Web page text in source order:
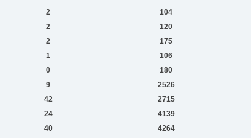
2 104
2 120
2 175
1 106
0 180
9 2526
42 2715
24 4139
40 4264